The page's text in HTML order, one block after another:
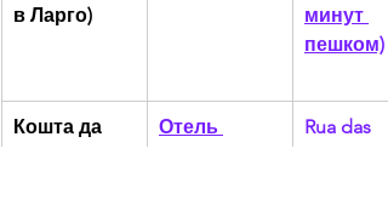
в Ларго)
минут
пешком)
Кошта да
Отель
Rua das